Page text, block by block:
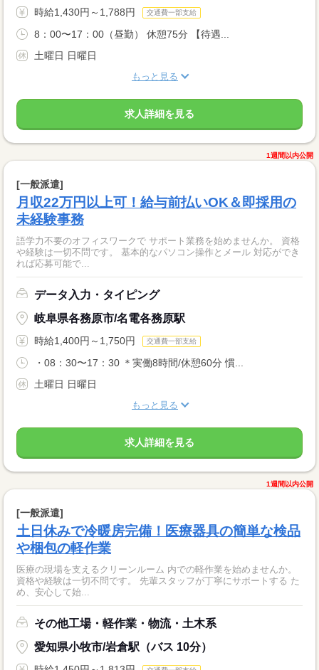
時給1,430円～1,788円 交通費一部支給
8：00〜17：00（昼勤） 休憩75分 【待遇...
土曜日 日曜日
もっと見る
求人詳細を見る
1週間以内公開
[一般派遣]
月収22万円以上可！給与前払いOK＆即採用の
未経験事務
語学力不要のオフィスワークで サポート業務を始めませんか。 資格
や経験は一切不問です。 基本的なパソコン操作とメール 対応ができ
れば応募可能で...
データ入力・タイピング
岐阜県各務原市/名電各務原駅
時給1,400円～1,750円 交通費一部支給
・08：30〜17：30 ＊実働8時間/休憩60分 慣...
土曜日 日曜日
もっと見る
求人詳細を見る
1週間以内公開
[一般派遣]
土日休みで冷暖房完備！医療器具の簡単な検品
や梱包の軽作業
医療の現場を支えるクリーンルーム 内での軽作業を始めませんか。
資格や経験は一切不問です。 先輩スタッフが丁寧にサポートする た
め、安心して始...
その他工場・軽作業・物流・土木系
愛知県小牧市/岩倉駅（バス 10分）